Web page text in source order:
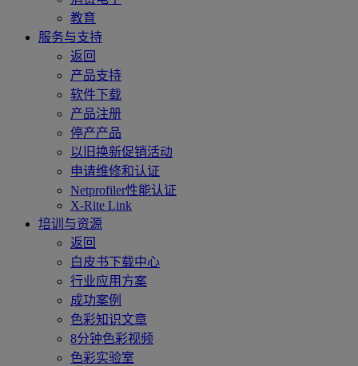
教育
服务与支持
返回
产品支持
软件下载
产品注册
停产产品
以旧换新促销活动
申请维修和认证
Netprofiler性能认证
X-Rite Link
培训与资源
返回
白皮书下载中心
行业应用方案
成功案例
色彩知识文章
8分钟色彩视频
色彩实验室